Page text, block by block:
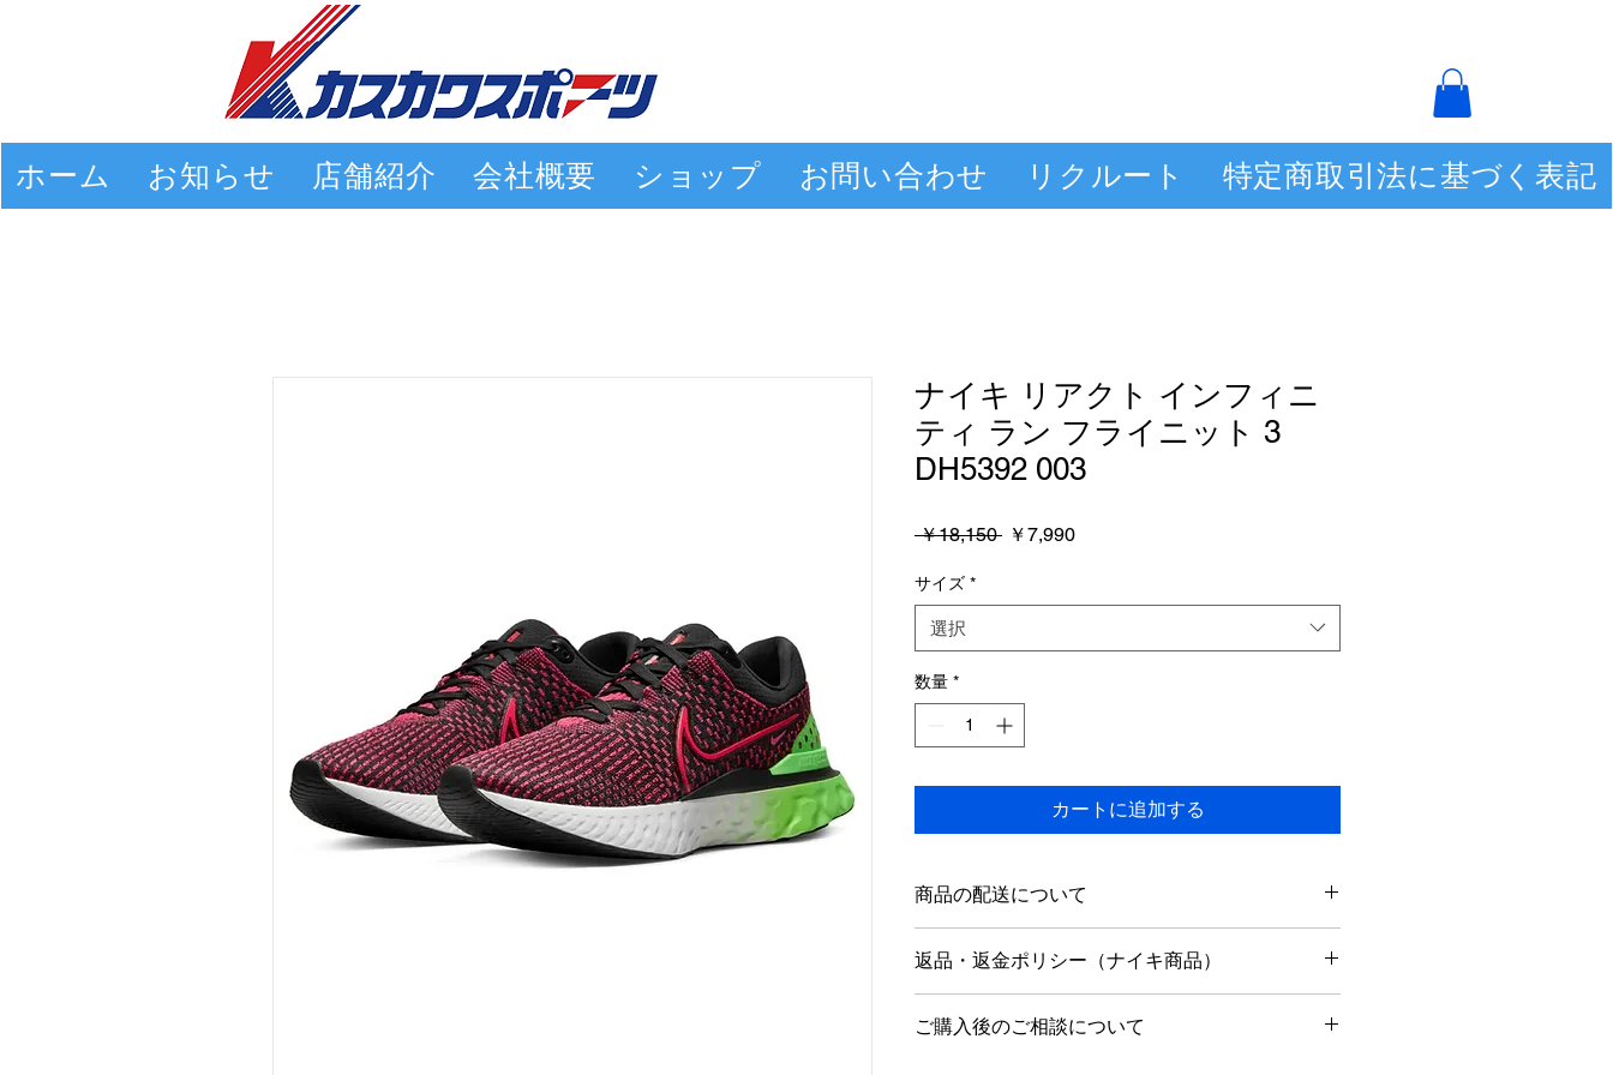
ホーム お知らせ 店舗紹介 会社概要 ショップ お問い合わせ リクルート 特定商取引法に基づく表記
ナイキ リアクト インフィニ
ティ ラン フライニット 3
DH5392 003
￥18,150 通
格
￥7,990セ
価
サイズ *
選択
数量 *
カートに追加する
商品の配送について
海外発送は行っておりません。
返品・返金ポリシー（ナイキ商品）
ただし新品未使用品で箱・タグなど揃った状態に限りま
ご購入後のご相談について